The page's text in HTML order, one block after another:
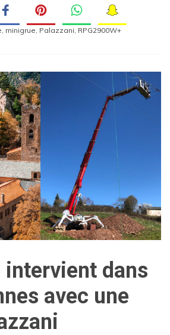
, minigrue, Palazzani, RPG2900W+
intervient dans
avec une